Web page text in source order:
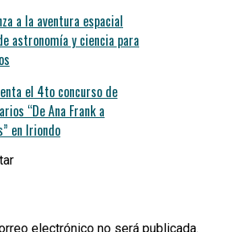
a la aventura espacial
astronomía y ciencia para
el 4to concurso de
“De Ana Frank a
en Iriondo
electrónico no será publicada.